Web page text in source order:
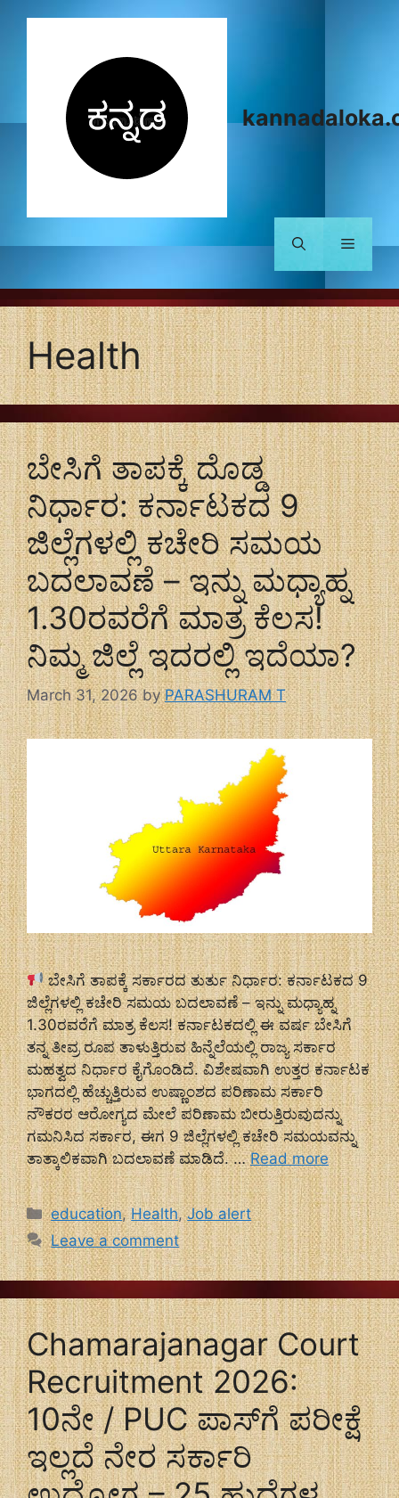
Menu
Health
ಬೇಸಿಗೆ ತಾಪಕ್ಕೆ ದೊಡ್ಡ
ನಿರ್ಧಾರ: ಕರ್ನಾಟಕದ 9
ಜಿಲ್ಲೆಗಳಲ್ಲಿ ಕಚೇರಿ ಸಮಯ
ಬದಲಾವಣೆ – ಇನ್ನು ಮಧ್ಯಾಹ್ನ
1.30ರವರೆಗೆ ಮಾತ್ರ ಕೆಲಸ!
ನಿಮ್ಮ ಜಿಲ್ಲೆ ಇದರಲ್ಲಿ ಇದೆಯಾ?
March 31, 2026 byPARASHURAM T
ಬೇಸಿಗೆ ತಾಪಕ್ಕೆ ಸರ್ಕಾರದ ತುರ್ತು ನಿರ್ಧಾರ: ಕರ್ನಾಟಕದ 9
ಜಿಲ್ಲೆಗಳಲ್ಲಿ ಕಚೇರಿ ಸಮಯ ಬದಲಾವಣೆ – ಇನ್ನು ಮಧ್ಯಾಹ್ನ
1.30ರವರೆಗೆ ಮಾತ್ರ ಕೆಲಸ! ಕರ್ನಾಟಕದಲ್ಲಿ ಈ ವರ್ಷ ಬೇಸಿಗೆ
ತನ್ನ ತೀವ್ರ ರೂಪ ತಾಳುತ್ತಿರುವ ಹಿನ್ನೆಲೆಯಲ್ಲಿ ರಾಜ್ಯ ಸರ್ಕಾರ
ಮಹತ್ವದ ನಿರ್ಧಾರ ಕೈಗೊಂಡಿದೆ. ವಿಶೇಷವಾಗಿ ಉತ್ತರ ಕರ್ನಾಟಕ
ಭಾಗದಲ್ಲಿ ಹೆಚ್ಚುತ್ತಿರುವ ಉಷ್ಣಾಂಶದ ಪರಿಣಾಮ ಸರ್ಕಾರಿ
ನೌಕರರ ಆರೋಗ್ಯದ ಮೇಲೆ ಪರಿಣಾಮ ಬೀರುತ್ತಿರುವುದನ್ನು
ಗಮನಿಸಿದ ಸರ್ಕಾರ, ಈಗ 9 ಜಿಲ್ಲೆಗಳಲ್ಲಿ ಕಚೇರಿ ಸಮಯವನ್ನು
ತಾತ್ಕಾಲಿಕವಾಗಿ ಬದಲಾವಣೆ ಮಾಡಿದೆ. …Read more
Categories
education,Health,Job alert
Leave a comment
Chamarajanagar Court
Recruitment 2026:
10ನೇ / PUC ಪಾಸ್‌ಗೆ ಪರೀಕ್ಷೆ
ಇಲ್ಲದೆ ನೇರ ಸರ್ಕಾರಿ